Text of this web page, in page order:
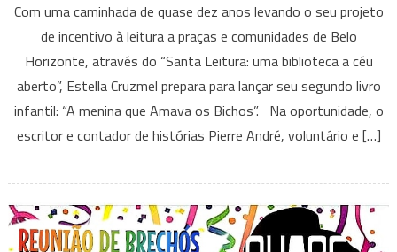
Santa
Leitura
Lança
Novo
Livro
Nesta
Com uma caminhada de quase dez anos levando o seu projeto
de incentivo à leitura a praças e comunidades de Belo
Horizonte, através do “Santa Leitura: uma biblioteca a céu
aberto”, Estella Cruzmel prepara para lançar seu segundo livro
infantil: “A menina que Amava os Bichos”. Na oportunidade, o
escritor e contador de histórias Pierre André, voluntário e […]